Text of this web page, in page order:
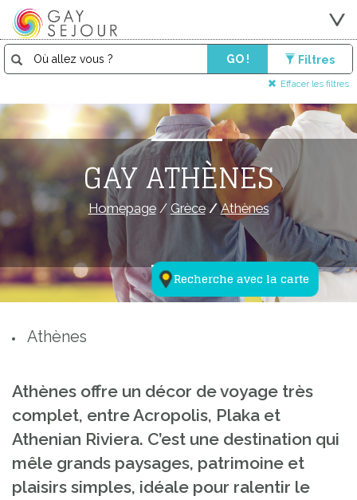
GO ! Filtres
Effacer les filtres
Recherche avec la carte
GAY ATHÈNES
Homepage/ Grèce/Athènes
Athènes
Athènes offre un décor de voyage très
complet, entre Acropolis, Plaka et
Athenian Riviera. C’est une destination qui
mêle grands paysages, patrimoine et
plaisirs simples, idéale pour ralentir le